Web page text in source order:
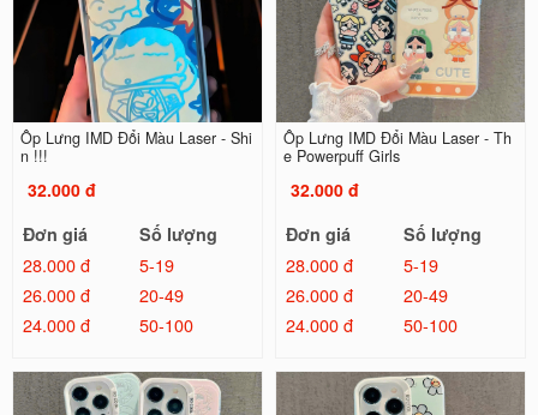
Ốp Lưng IMD Đổi Màu Laser - Shi
n !!!
32.000 đ
Đơn giá
Số lượng
28.000 đ
5-19
26.000 đ
20-49
24.000 đ
50-100
Ốp Lưng IMD Đổi Màu Laser - Th
e Powerpuff Girls
32.000 đ
Đơn giá
Số lượng
28.000 đ
5-19
26.000 đ
20-49
24.000 đ
50-100